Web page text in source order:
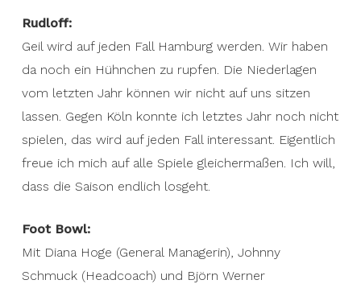
Rudloff:
Geil wird auf jeden Fall Hamburg werden. Wir haben
da noch ein Hühnchen zu rupfen. Die Niederlagen
vom letzten Jahr können wir nicht auf uns sitzen
lassen. Gegen Köln konnte ich letztes Jahr noch nicht
spielen, das wird auf jeden Fall interessant. Eigentlich
freue ich mich auf alle Spiele gleichermaßen. Ich will,
dass die Saison endlich losgeht.
Foot Bowl:
Mit Diana Hoge (General Managerin), Johnny
Schmuck (Headcoach) und Björn Werner